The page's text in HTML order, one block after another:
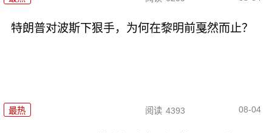
特朗普对波斯下狠手，为何在黎明前戛然而止？
最热 阅读 4393 08-04